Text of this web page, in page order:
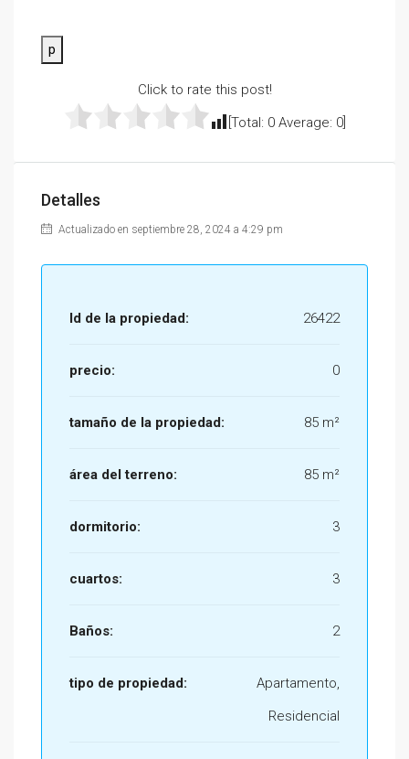
p
Click to rate this post!
[Total: 0Average: 0]
Detalles
Actualizado en septiembre 28, 2024 a 4:29 pm
Id de la propiedad: 26422
precio: 0
tamaño de la propiedad: 85 m²
área del terreno: 85 m²
dormitorio: 3
cuartos: 3
Baños: 2
tipo de propiedad:
Apartamento,
Residencial